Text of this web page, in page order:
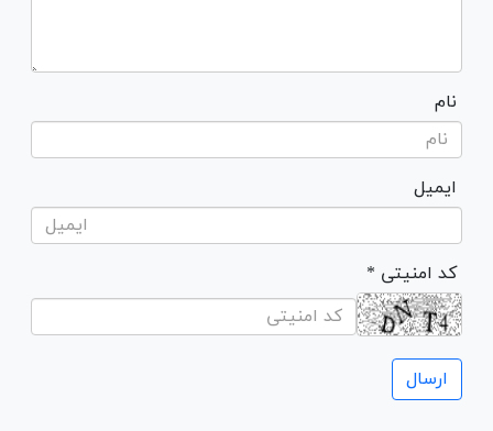
نام
ایمیل
* کد امنیتی